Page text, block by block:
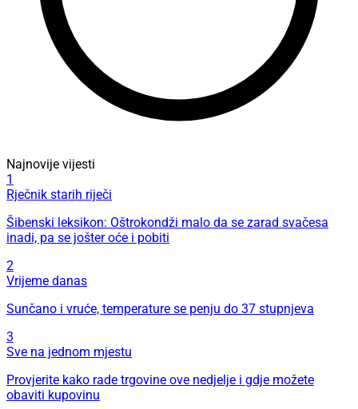
Najnovije vijesti
1
Rječnik starih riječi
Šibenski leksikon: Oštrokondži malo da se zarad svačesa
inadi, pa se jošter oće i pobiti
2
Vrijeme danas
Sunčano i vruće, temperature se penju do 37 stupnjeva
3
Sve na jednom mjestu
Provjerite kako rade trgovine ove nedjelje i gdje možete
obaviti kupovinu